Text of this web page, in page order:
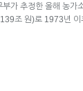
부가 추정한 올해 농가
조 원)로 1973년 이